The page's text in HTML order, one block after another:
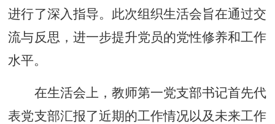
进行了深入指导。此次组织生活会旨在通过交
流与反思，进一步提升党员的党性修养和工作
水平。
在生活会上，教师第一党支部书记首先代
表党支部汇报了近期的工作情况以及未来工作